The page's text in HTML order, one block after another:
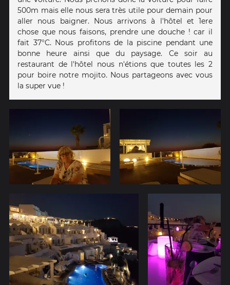
500m mais elle nous sera très utile pour demain pour
aller nous baigner. Nous arrivons à l'hôtel et 1ere
chose que nous faisons, prendre une douche ! car il
fait 37°C. Nous profitons de la piscine pendant une
bonne heure ainsi que du paysage. Ce soir au
restaurant de l'hôtel nous n'étions que toutes les 2
pour boire notre mojito. Nous partageons avec vous
la super vue !